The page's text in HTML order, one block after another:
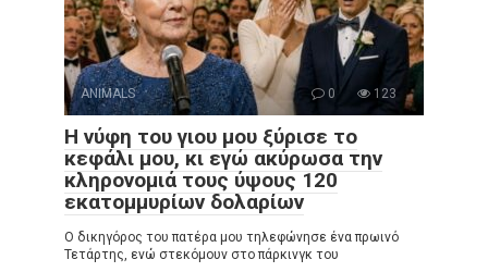
ANIMALS 0 123
Η νύφη του γιου μου ξύρισε το
κεφάλι μου, κι εγώ ακύρωσα την
κληρονομιά τους ύψους 120
εκατομμυρίων δολαρίων
Ο δικηγόρος του πατέρα μου τηλεφώνησε ένα πρωινό
Τετάρτης, ενώ στεκόμουν στο πάρκινγκ του